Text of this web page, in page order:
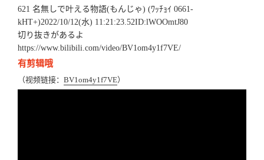
621 名無しで叶える物語(もんじゃ) (ﾜｯﾁｮｲ 0661-
kHT+)2022/10/12(水) 11:21:23.52ID:lWOOmtJ80
切り抜きがあるよ
https://www.bilibili.com/video/BV1om4y1f7VE/
有剪辑哦
（视频链接： BV1om4y1f7VE）